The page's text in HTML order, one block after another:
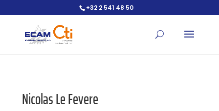
Ouvrir la barre d’outils
+32 2 541 48 50
Nicolas Le Fevere